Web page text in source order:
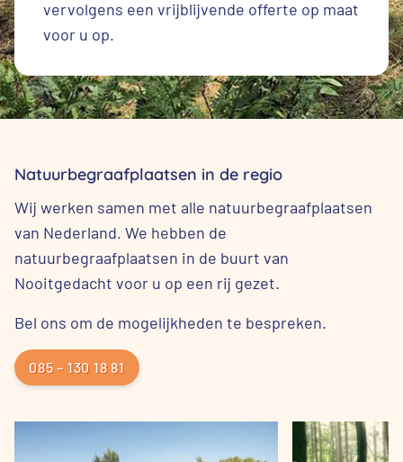
vervolgens een vrijblijvende offerte op maat
voor u op.
Natuurbegraafplaatsen in de regio
Wij werken samen met alle natuurbegraafplaatsen
van Nederland. We hebben de
natuurbegraafplaatsen in de buurt van
Nooitgedacht voor u op een rij gezet.
Bel ons om de mogelijkheden te bespreken.
085 – 130 18 81